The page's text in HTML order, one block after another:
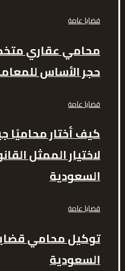
قضايا عامة
محامي عقاري
حجر الأساس
قضايا عامة
كيف أختار محاميًا
لاختيار الممثل
السعودية
قضايا عامة
توكيل محامي
السعودية